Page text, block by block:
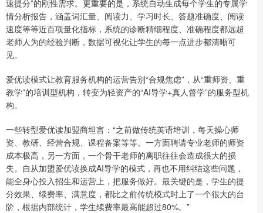
速提分”的刚性需求。更重要的是，系统自动生成每个学生的专属学
情分析报告，涵盖词汇量、阅读力、学习时长、答题准确度、阅读
速度等等近百项量化指标，系统的诊断精细程度、准确程度都远超
老师人为的经验判断，数据可视化让学生的每一点进步都清晰可
见。
爱优读模式让教育服务机构的运营告别“合规焦虑”，从“重师资、重
教学”的培训型机构，转变为轻资产的“AI导学+真人督学”的服务型机
构。
一些转型爱优读加盟商坦言：“之前做传统英语培训，每天操心师
资、教研、经营合规、课程备案等等。一方面聘请专业老师的师资
成本极高，另一方面，一个骨干老师的离职往往会造成很大的损
失。自从加盟爱优读换成AI导学的模式，再也不用纠结这些问题，
能全身心投入招生和运营上，把服务做好。最关键的是，学生的提
分效果、续费率、满意度，都比之前传统模式时上了一个很大的台
阶，根据内部统计，学生续费率最高能超过80%。”